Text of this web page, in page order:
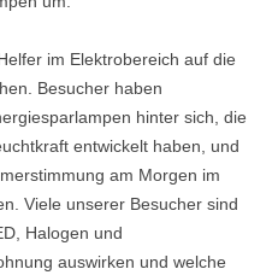
im Elektrobereich auf die
Besucher haben
hinter sich, die
entwickelt haben, und
am Morgen im
Viele unserer Besucher sind
Halogen und
auswirken und welche